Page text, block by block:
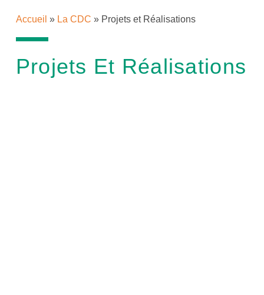
Accueil » La CDC » Projets et Réalisations
Projets Et Réalisations